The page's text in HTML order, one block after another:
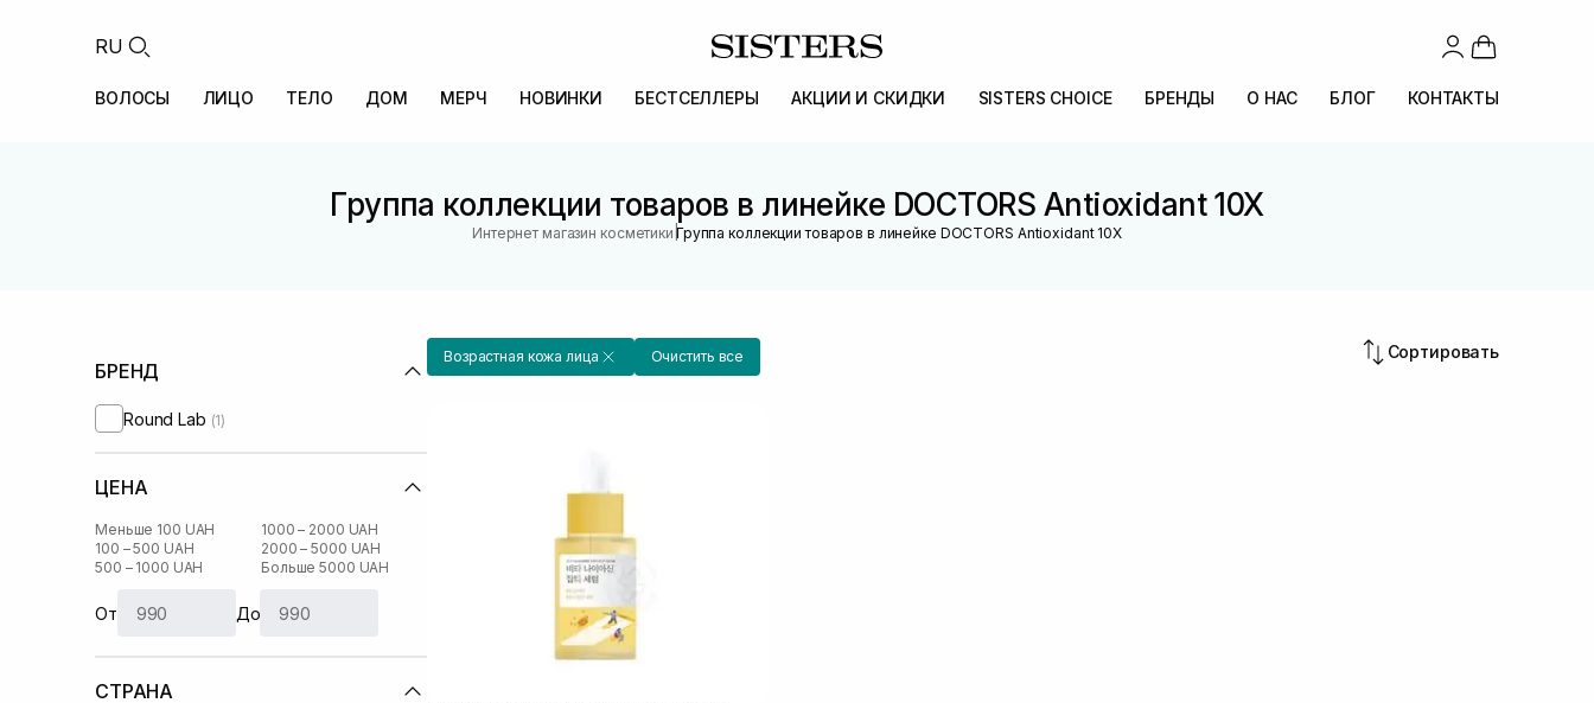
RU
ВОЛОСЫ ЛИЦО ТЕЛО ДОМ МЕРЧ НОВИНКИ БЕСТСЕЛЛЕРЫ АКЦИИ И СКИДКИ SISTERS CHOICE БРЕНДЫ О НАС БЛОГ КОНТАКТЫ
Группа коллекции товаров в линейке DOCTORS Antioxidant 10X
Интернет магазин косметики |Группа коллекции товаров в линейке DOCTORS Antioxidant 10X
БРЕНД
Round Lab (1)
ЦЕНА
Меньше 100 UAH
100 – 500 UAH
500 – 1000 UAH
1000 – 2000 UAH
2000 – 5000 UAH
Больше 5000 UAH
От До
СТРАНА
Возрастная кожа лица Очистить все Сортировать